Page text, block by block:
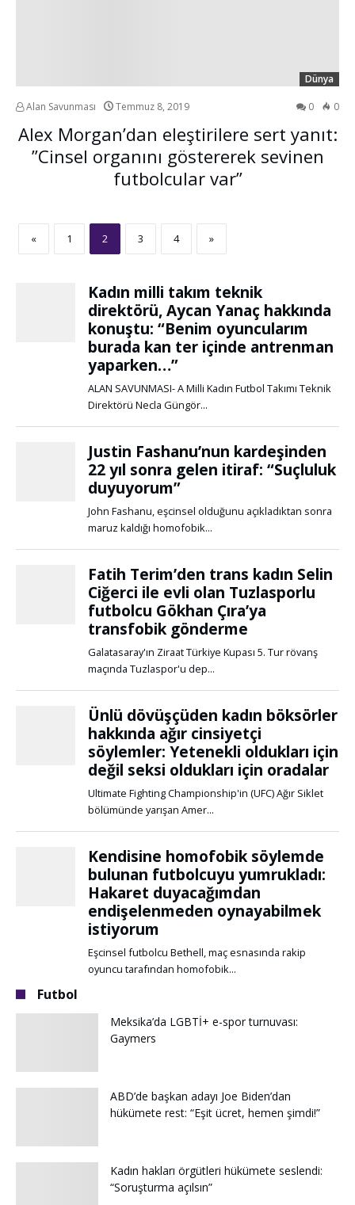
Dünya
Alan Savunması Temmuz 8, 2019 0 0
Alex Morgan’dan eleştirilere sert yanıt:
”Cinsel organını göstererek sevinen
futbolcular var”
« 1 2 3 4 »
Futbol
Meksika’da LGBTİ+ e-spor turnuvası:
Gaymers
ABD’de başkan adayı Joe Biden’dan
hükümete rest: “Eşit ücret, hemen şimdi!”
Kadın hakları örgütleri hükümete seslendi:
“Soruşturma açılsın”